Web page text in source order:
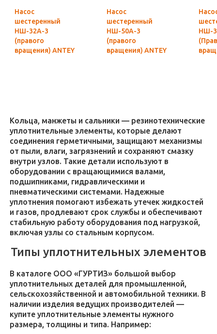
Насос
шестеренный
НШ-32А-3
(правого
вращения) ANTEY
Насос
шестеренный
НШ-50А-3
(правого
вращения) ANTEY
НШ-
Кольца, манжеты и сальники — резинотехнические
уплотнительные элементы, которые делают
соединения герметичными, защищают механизмы
от пыли, влаги, загрязнений и сохраняют смазку
внутри узлов. Такие детали используют в
оборудовании с вращающимися валами,
подшипниками, гидравлическими и
пневматическими системами. Надежные
уплотнения помогают избежать утечек жидкостей
и газов, продлевают срок службы и обеспечивают
стабильную работу оборудования под нагрузкой,
включая узлы со стальным корпусом.
Типы уплотнительных элементов
В каталоге ООО «ГУРТИЗ» большой выбор
уплотнительных деталей для промышленной,
сельскохозяйственной и автомобильной техники. В
наличии изделия ведущих производителей —
купите уплотнительные элементы нужного
размера, толщины и типа. Например: